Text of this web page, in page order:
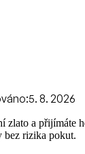
5. 8. 2026
zlato a přijímáte
bez rizika pokut.